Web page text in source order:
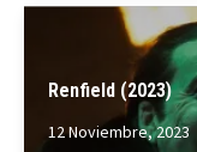
Renfield (2023)
12 Noviembre, 2023